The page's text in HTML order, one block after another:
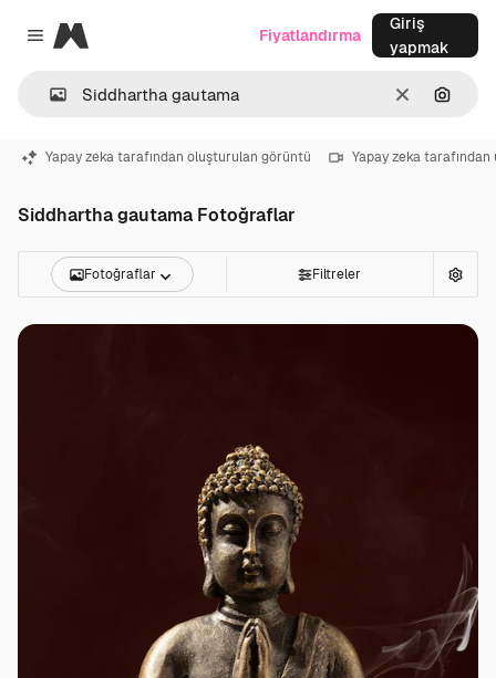
Close menu
Magnific
Temizlemek
Fiyatlandırma
Giriş
yapmak
Yapay zeka tarafından oluşturulan görüntü Yapay zeka
Siddhartha gautama Fotoğraflar
Fotoğraflar Filtreler